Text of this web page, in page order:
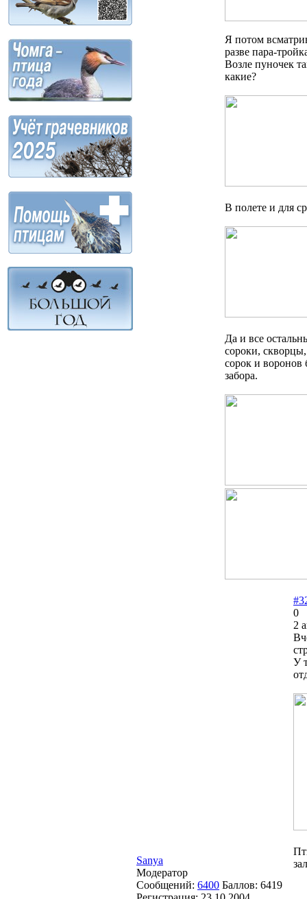
Я потом
разве пара-
Возле пуночек
какие?
В полете и для
Да и все
сороки,
сорок и воронов
забора.
Sanya
Модератор
Сообщений: 6400 Баллов: 6419
0
2
У